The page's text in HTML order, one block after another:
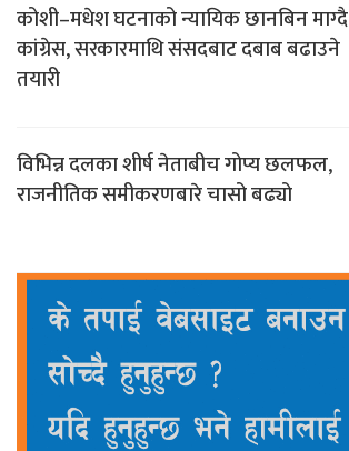
कोशी–मधेश घटनाको न्यायिक छानबिन माग्दै
कांग्रेस, सरकारमाथि संसदबाट दबाब बढाउने
तयारी
विभिन्न दलका शीर्ष नेताबीच गोप्य छलफल,
राजनीतिक समीकरणबारे चासो बढ्यो